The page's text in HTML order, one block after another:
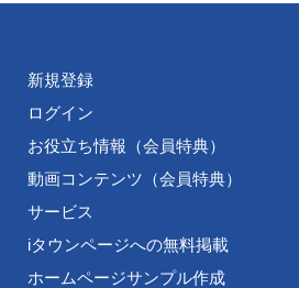
新規登録
ログイン
お役立ち情報（会員特典）
動画コンテンツ（会員特典）
サービス
iタウンページへの無料掲載
ホームページサンプル作成